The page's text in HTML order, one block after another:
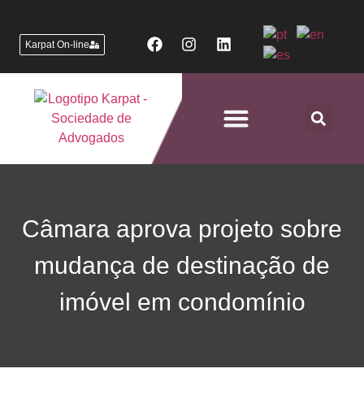
Karpat On-line
Câmara aprova projeto sobre
mudança de destinação de
imóvel em condomínio